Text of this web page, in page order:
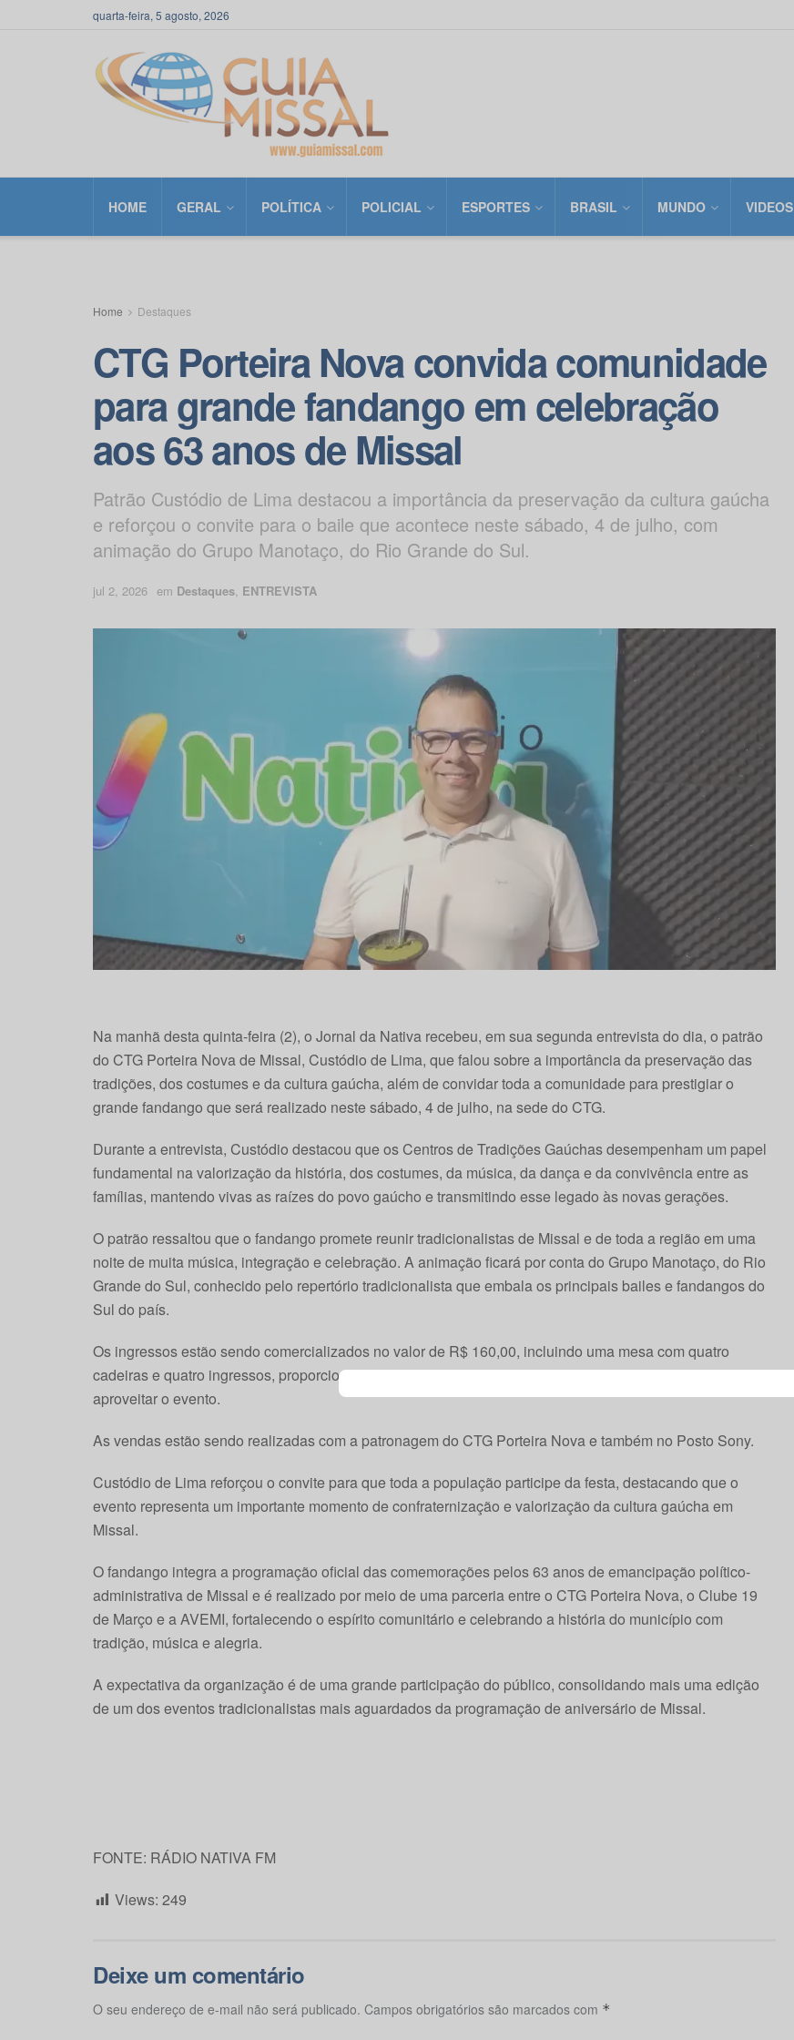
quarta-feira, 5 agosto, 2026
HOME GERAL POLÍTICA POLICIAL ESPORTES BRASIL MUNDO VIDEOS
Home Destaques
CTG Porteira Nova convida comunidade
para grande fandango em celebração
aos 63 anos de Missal
Patrão Custódio de Lima destacou a importância da preservação da cultura gaúcha
e reforçou o convite para o baile que acontece neste sábado, 4 de julho, com
animação do Grupo Manotaço, do Rio Grande do Sul.
jul 2, 2026 em Destaques ENTREVISTA
Na manhã desta quinta-feira (2), o Jornal da Nativa recebeu, em sua segunda entrevista do dia, o patrão
do CTG Porteira Nova de Missal, Custódio de Lima, que falou sobre a importância da preservação das
tradições, dos costumes e da cultura gaúcha, além de convidar toda a comunidade para prestigiar o
grande fandango que será realizado neste sábado, 4 de julho, na sede do CTG.
Durante a entrevista, Custódio destacou que os Centros de Tradições Gaúchas desempenham um papel
fundamental na valorização da história, dos costumes, da música, da dança e da convivência entre as
famílias, mantendo vivas as raízes do povo gaúcho e transmitindo esse legado às novas gerações.
O patrão ressaltou que o fandango promete reunir tradicionalistas de Missal e de toda a região em uma
noite de muita música, integração e celebração. A animação ficará por conta do Grupo Manotaço, do Rio
Grande do Sul, conhecido pelo repertório tradicionalista que embala os principais bailes e fandangos do
Sul do país.
Os ingressos estão sendo comercializados no valor de R$ 160,00, incluindo uma mesa com quatro
cadeiras e quatro ingressos, proporcionando conforto para que famílias e grupos de amigos possam
aproveitar o evento.
As vendas estão sendo realizadas com a patronagem do CTG Porteira Nova e também no Posto Sony.
Custódio de Lima reforçou o convite para que toda a população participe da festa, destacando que o
evento representa um importante momento de confraternização e valorização da cultura gaúcha em
Missal.
O fandango integra a programação oficial das comemorações pelos 63 anos de emancipação político-
administrativa de Missal e é realizado por meio de uma parceria entre o CTG Porteira Nova, o Clube 19
de Março e a AVEMI, fortalecendo o espírito comunitário e celebrando a história do município com
tradição, música e alegria.
A expectativa da organização é de uma grande participação do público, consolidando mais uma edição
de um dos eventos tradicionalistas mais aguardados da programação de aniversário de Missal.
FONTE: RÁDIO NATIVA FM
Views: 249
Deixe um comentário
O seu endereço de e-mail não será publicado. Campos obrigatórios são marcados com *